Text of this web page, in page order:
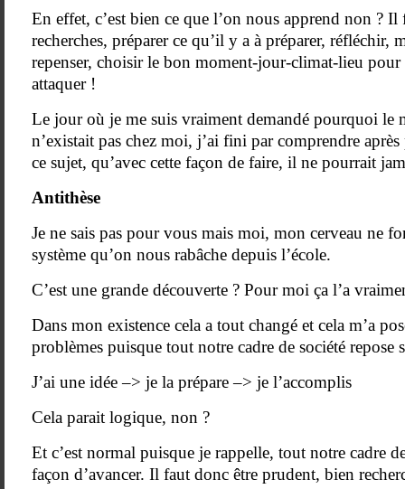
En effet, c’est bien ce que l’on nous apprend non ? Il
recherches, préparer ce qu’il y a à préparer, réfléchir,
repenser, choisir le bon moment-jour-climat-lieu
attaquer !
Le jour où je me suis vraiment demandé pourquoi le
n’existait pas chez moi, j’ai fini par comprendre après
ce sujet, qu’avec cette façon de faire, il ne pourrait
Antithèse
Je ne sais pas pour vous mais moi, mon cerveau ne
système qu’on nous rabâche depuis l’école.
C’est une grande découverte ? Pour moi ça l’a
Dans mon existence cela a tout changé et cela m’a
problèmes puisque tout notre cadre de société repose
J’ai une idée –> je la prépare –> je l’accomplis
Cela parait logique, non ?
Et c’est normal puisque je rappelle, tout notre cadre
façon d’avancer. Il faut donc être prudent, bien